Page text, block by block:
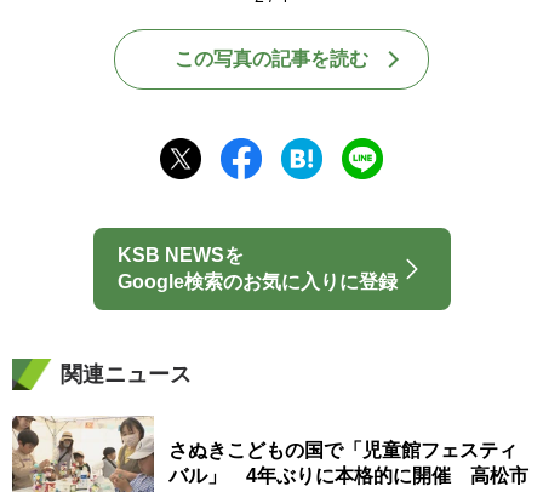
この写真の記事を読む
KSB NEWSを
Google検索のお気に入りに登録
関連ニュース
さぬきこどもの国で「児童館フェスティ
バル」 4年ぶりに本格的に開催 高松市